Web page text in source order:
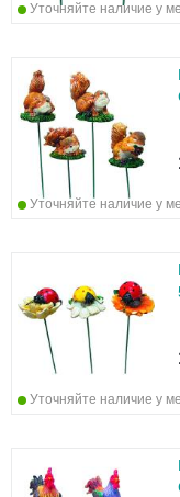
Уточняйте наличие у
Уточняйте наличие у
Уточняйте наличие у